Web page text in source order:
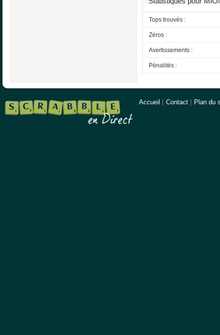
Tops trouvés :
Zéros :
Avertissements :
Pénalités :
Accueil Contact Plan du